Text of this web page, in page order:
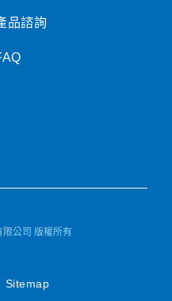
品諮詢
公司 版權所有
Sitemap